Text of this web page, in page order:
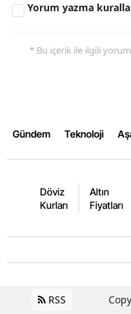
Yorum yazma
* Bu içerik ile ilgili
Gündem Teknoloji
Döviz
Kurları
Altın
Fiyatları
RSS